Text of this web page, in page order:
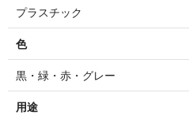
プラスチック
色
黒・緑・赤・グレー
用途